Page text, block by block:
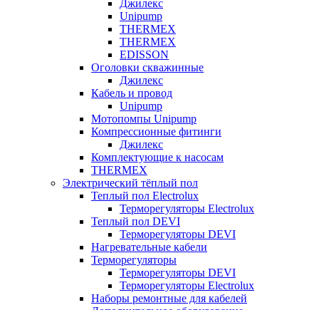
Джилекс
Unipump
THERMEX
THERMEX
EDISSON
Оголовки скважинные
Джилекс
Кабель и провод
Unipump
Мотопомпы Unipump
Компрессионные фитинги
Джилекс
Комплектующие к насосам
THERMEX
Электрический тёплый пол
Теплый пол Electrolux
Терморегуляторы Electrolux
Теплый пол DEVI
Терморегуляторы DEVI
Нагревательные кабели
Терморегуляторы
Терморегуляторы DEVI
Терморегуляторы Electrolux
Наборы ремонтные для кабелей